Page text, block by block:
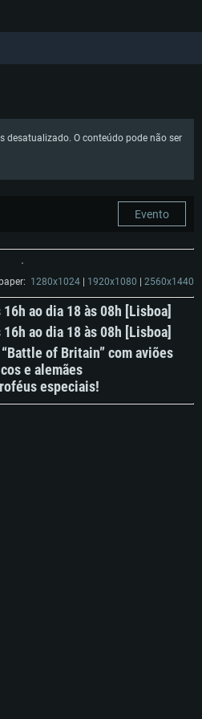
desatualizado. O conteúdo pode não ser
Evento
1280x1024 1920x1080 2560x1440
ao dia 18 às 08h [Lisboa]
ao dia 18 às 08h [Lisboa]
of Britain” com aviões
e alemães
especiais!